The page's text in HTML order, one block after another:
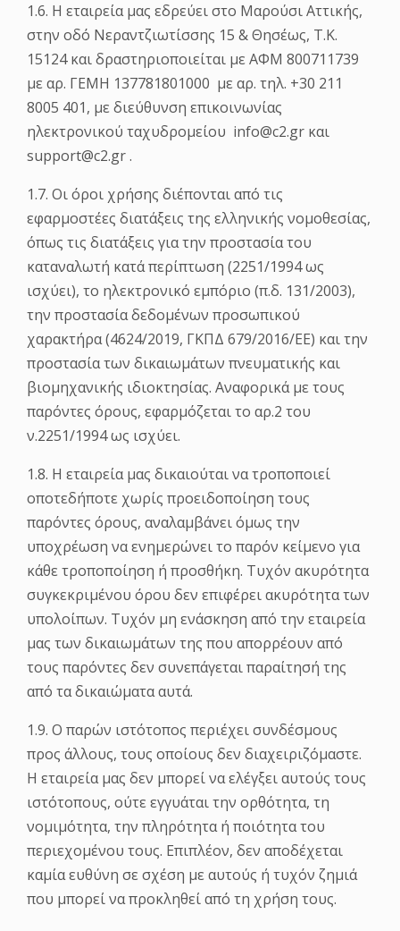
1.6. Η εταιρεία μας εδρεύει στο Μαρούσι Αττικής,
στην οδό Νεραντζιωτίσσης 15 & Θησέως, Τ.Κ.
15124 και δραστηριοποιείται με ΑΦΜ 800711739
με αρ. ΓΕΜΗ 137781801000 με αρ. τηλ. +30 211
8005 401, με διεύθυνση επικοινωνίας
ηλεκτρονικού ταχυδρομείου info@c2.gr και
support@c2.gr .
1.7. Οι όροι χρήσης διέπονται από τις
εφαρμοστέες διατάξεις της ελληνικής νομοθεσίας,
όπως τις διατάξεις για την προστασία του
καταναλωτή κατά περίπτωση (2251/1994 ως
ισχύει), το ηλεκτρονικό εμπόριο (π.δ. 131/2003),
την προστασία δεδομένων προσωπικού
χαρακτήρα (4624/2019, ΓΚΠΔ 679/2016/ΕΕ) και την
προστασία των δικαιωμάτων πνευματικής και
βιομηχανικής ιδιοκτησίας. Αναφορικά με τους
παρόντες όρους, εφαρμόζεται το αρ.2 του
ν.2251/1994 ως ισχύει.
1.8. Η εταιρεία μας δικαιούται να τροποποιεί
οποτεδήποτε χωρίς προειδοποίηση τους
παρόντες όρους, αναλαμβάνει όμως την
υποχρέωση να ενημερώνει το παρόν κείμενο για
κάθε τροποποίηση ή προσθήκη. Τυχόν ακυρότητα
συγκεκριμένου όρου δεν επιφέρει ακυρότητα των
υπολοίπων. Τυχόν μη ενάσκηση από την εταιρεία
μας των δικαιωμάτων της που απορρέουν από
τους παρόντες δεν συνεπάγεται παραίτησή της
από τα δικαιώματα αυτά.
1.9. Ο παρών ιστότοπος περιέχει συνδέσμους
προς άλλους, τους οποίους δεν διαχειριζόμαστε.
Η εταιρεία μας δεν μπορεί να ελέγξει αυτούς τους
ιστότοπους, ούτε εγγυάται την ορθότητα, τη
νομιμότητα, την πληρότητα ή ποιότητα του
περιεχομένου τους. Επιπλέον, δεν αποδέχεται
καμία ευθύνη σε σχέση με αυτούς ή τυχόν ζημιά
που μπορεί να προκληθεί από τη χρήση τους.